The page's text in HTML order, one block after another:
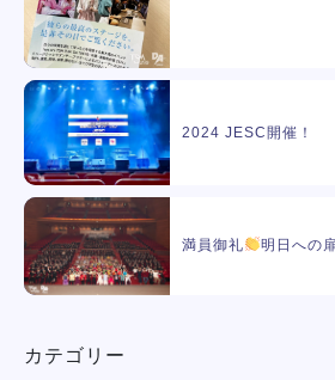
2024 JESC開催！
満員御礼 明日への
カテゴリー